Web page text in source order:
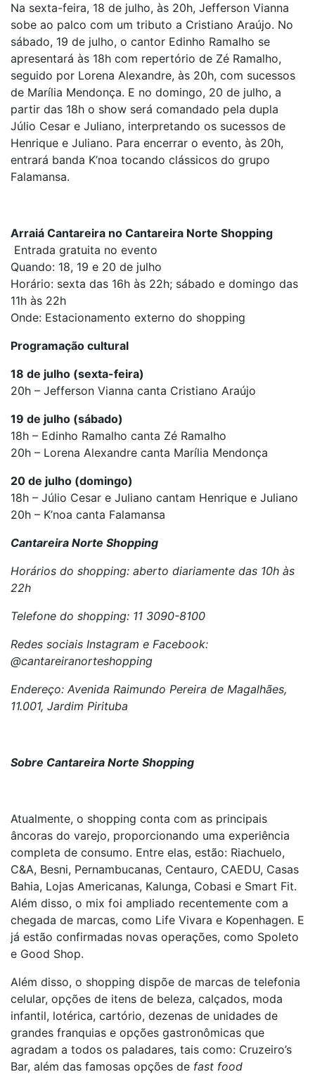
Na sexta-feira, 18 de julho, às 20h, Jefferson Vianna
sobe ao palco com um tributo a Cristiano Araújo. No
sábado, 19 de julho, o cantor Edinho Ramalho se
apresentará às 18h com repertório de Zé Ramalho,
seguido por Lorena Alexandre, às 20h, com sucessos
de Marília Mendonça. E no domingo, 20 de julho, a
partir das 18h o show será comandado pela dupla
Júlio Cesar e Juliano, interpretando os sucessos de
Henrique e Juliano. Para encerrar o evento, às 20h,
entrará banda K’noa tocando clássicos do grupo
Falamansa.
Arraiá Cantareira no Cantareira Norte Shopping
Entrada gratuita no evento
Quando: 18, 19 e 20 de julho
Horário: sexta das 16h às 22h; sábado e domingo das
11h às 22h
Onde: Estacionamento externo do shopping
Programação cultural
18 de julho (sexta-feira)
20h – Jefferson Vianna canta Cristiano Araújo
19 de julho (sábado)
18h – Edinho Ramalho canta Zé Ramalho
20h – Lorena Alexandre canta Marília Mendonça
20 de julho (domingo)
18h – Júlio Cesar e Juliano cantam Henrique e Juliano
20h – K’noa canta Falamansa
Cantareira Norte Shopping
Horários do shopping: aberto diariamente das 10h às
22h
Telefone do shopping: 11 3090-8100
Redes sociais Instagram e Facebook:
@cantareiranorteshopping
Endereço: Avenida Raimundo Pereira de Magalhães,
11.001, Jardim Pirituba
Sobre Cantareira Norte Shopping
Atualmente, o shopping conta com as principais
âncoras do varejo, proporcionando uma experiência
completa de consumo. Entre elas, estão: Riachuelo,
C&A, Besni, Pernambucanas, Centauro, CAEDU, Casas
Bahia, Lojas Americanas, Kalunga, Cobasi e Smart Fit.
Além disso, o mix foi ampliado recentemente com a
chegada de marcas, como Life Vivara e Kopenhagen. E
já estão confirmadas novas operações, como Spoleto
e Good Shop.
Além disso, o shopping dispõe de marcas de telefonia
celular, opções de itens de beleza, calçados, moda
infantil, lotérica, cartório, dezenas de unidades de
grandes franquias e opções gastronômicas que
agradam a todos os paladares, tais como: Cruzeiro’s
Bar, além das famosas opções de fast food